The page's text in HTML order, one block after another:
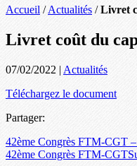
Accueil /Actualités /Livret
Livret coût du
07/02/2022 | Actualités
Téléchargez le document
Partager:
42ème Congrès FTM-CGT
42ème Congrès FTM-CGT